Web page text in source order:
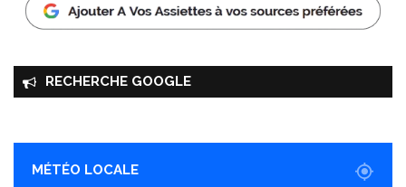
RECHERCHE GOOGLE
MÉTÉO LOCALE